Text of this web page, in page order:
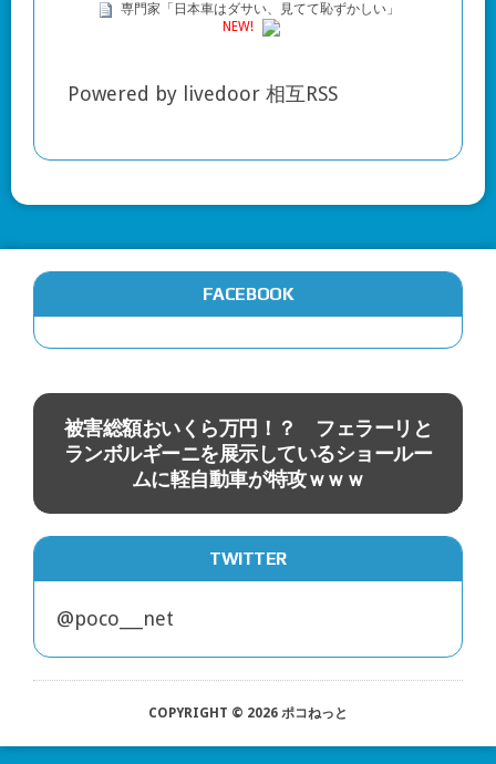
専門家「日本車はダサい、見てて恥ずかしい」
NEW!
Powered by livedoor 相互RSS
FACEBOOK
被害総額おいくら万円！？ フェラーリと
ランボルギーニを展示しているショールー
ムに軽自動車が特攻ｗｗｗ
TWITTER
@poco___net
COPYRIGHT © 2026 ポコねっと